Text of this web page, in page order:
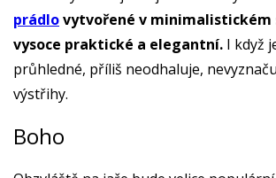
prádlovytvořené v
vysoce praktické a elegantní. I když
průhledné, příliš neodhaluje,
výstřihy.
Boho